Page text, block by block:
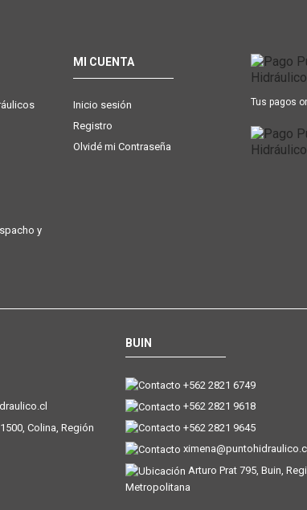
y
MI CUENTA
Inicio sesión
Registro
Olvidé mi Contraseña
Tus pagos
Colina, Región
BUIN
+562 2821 6749
+562 2821 9618
+562 2821 9645
ximena@puntohidraulico.cl
Arturo Prat 795, Buin,
Metropolitana